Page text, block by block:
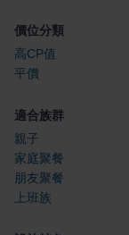
價位分類
高CP值
平價
適合族群
親子
家庭聚餐
朋友聚餐
上班族